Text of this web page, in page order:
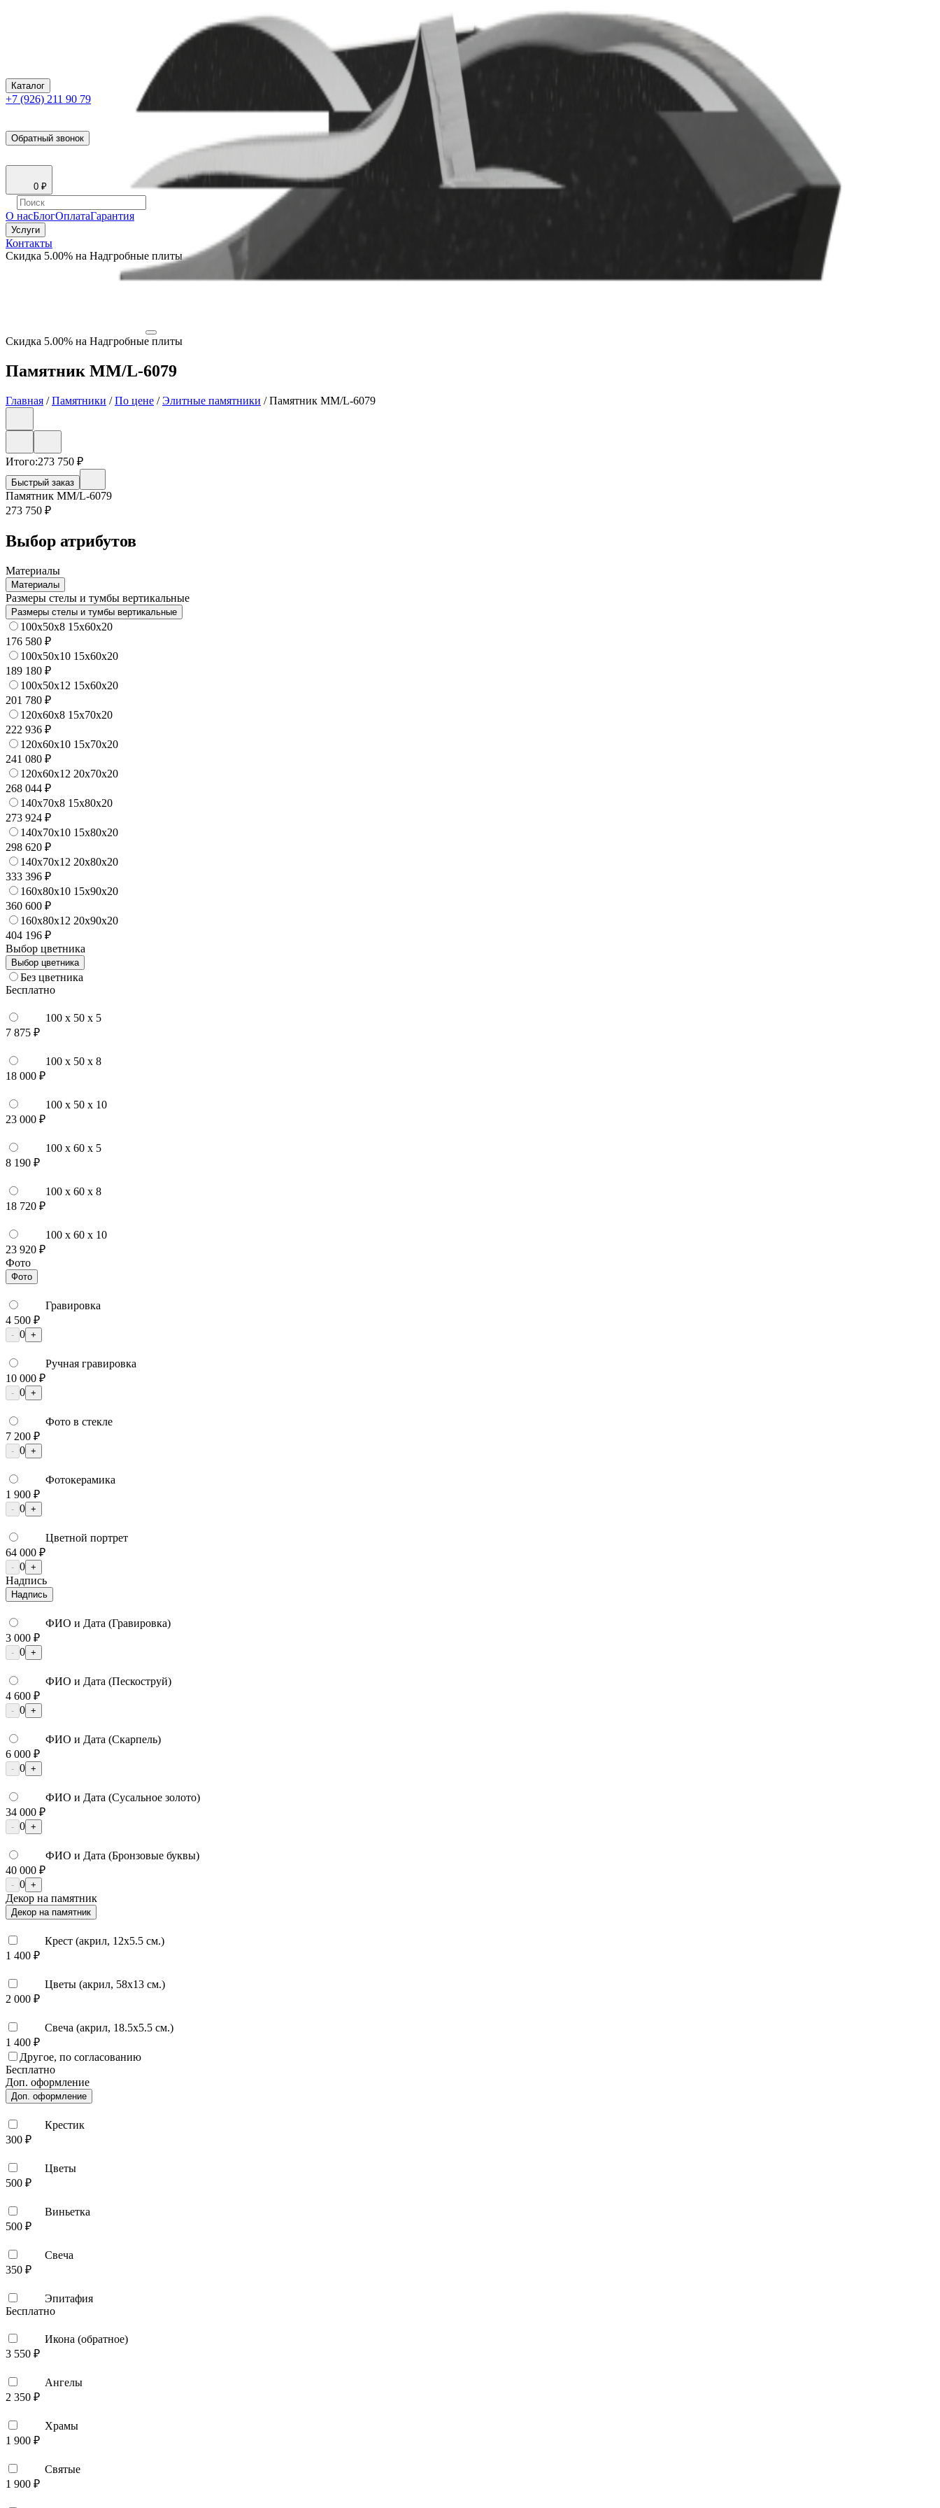
Каталог
+7 (926) 211 90 79
Обратный звонок
0 ₽
О насБлогОплатаГарантия
Услуги
Контакты
Скидка 5.00% на Надгробные плиты
Скидка 5.00% на Надгробные плиты
Памятник ММ/L-6079
Главная /Памятники /По цене /Элитные памятники /Памятник ММ/L-6079
Итого:273 750 ₽
Быстрый заказ
Памятник ММ/L-6079
273 750 ₽
Выбор атрибутов
Материалы
Материалы
Размеры стелы и тумбы вертикальные
Размеры стелы и тумбы вертикальные
100x50x8 15x60x20
176 580 ₽
100x50x10 15x60x20
189 180 ₽
100x50x12 15x60x20
201 780 ₽
120x60x8 15x70x20
222 936 ₽
120x60x10 15x70x20
241 080 ₽
120x60x12 20x70x20
268 044 ₽
140x70x8 15x80x20
273 924 ₽
140x70x10 15x80x20
298 620 ₽
140x70x12 20x80x20
333 396 ₽
160x80x10 15x90x20
360 600 ₽
160x80x12 20x90x20
404 196 ₽
Выбор цветника
Выбор цветника
Без цветника
Бесплатно
100 x 50 x 5
7 875 ₽
100 x 50 x 8
18 000 ₽
100 x 50 x 10
23 000 ₽
100 x 60 x 5
8 190 ₽
100 x 60 x 8
18 720 ₽
100 x 60 x 10
23 920 ₽
Фото
Фото
Гравировка
4 500 ₽
- 0 +
Ручная гравировка
10 000 ₽
- 0 +
Фото в стекле
7 200 ₽
- 0 +
Фотокерамика
1 900 ₽
- 0 +
Цветной портрет
64 000 ₽
- 0 +
Надпись
Надпись
ФИО и Дата (Гравировка)
3 000 ₽
- 0 +
ФИО и Дата (Пескоструй)
4 600 ₽
- 0 +
ФИО и Дата (Скарпель)
6 000 ₽
- 0 +
ФИО и Дата (Сусальное золото)
34 000 ₽
- 0 +
ФИО и Дата (Бронзовые буквы)
40 000 ₽
- 0 +
Декор на памятник
Декор на памятник
Крест (акрил, 12х5.5 см.)
1 400 ₽
Цветы (акрил, 58х13 см.)
2 000 ₽
Свеча (акрил, 18.5х5.5 см.)
1 400 ₽
Другое, по согласованию
Бесплатно
Доп. оформление
Доп. оформление
Крестик
300 ₽
Цветы
500 ₽
Виньетка
500 ₽
Свеча
350 ₽
Эпитафия
Бесплатно
Икона (обратное)
3 550 ₽
Ангелы
2 350 ₽
Храмы
1 900 ₽
Святые
1 900 ₽